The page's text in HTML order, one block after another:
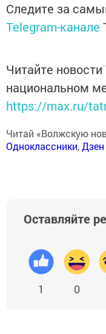
Следите за
Telegram-канале
Читайте
национальном
https://max.ru/
Читай «Волжскую
Одноклассники,Дзен
Оставляйте
1 0